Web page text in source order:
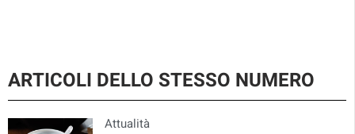
ARTICOLI DELLO STESSO NUMERO
Attualità